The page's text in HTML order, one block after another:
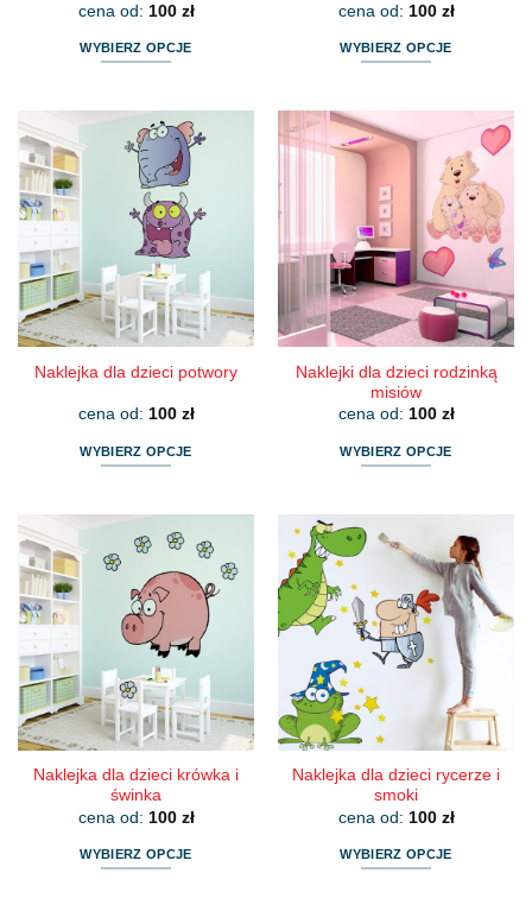
cena od: 100 zł
WYBIERZ OPCJE
ma
wiele
wariantów.
Opcje
można
wybrać
na
stronie
produktu
cena od: 100 zł
WYBIERZ OPCJE
wiele
wariantów.
Opcje
można
wybrać
na
stronie
produktu
Naklejka dla dzieci potwory
cena od: 100 zł
WYBIERZ OPCJE
wiele
wariantów.
Opcje
można
wybrać
na
stronie
produktu
Naklejki dla dzieci rodzinką
misiów
cena od: 100 zł
WYBIERZ OPCJE
wiele
wariantów.
Opcje
można
wybrać
produktu
Naklejka dla dzieci krówka i
świnka
cena od: 100 zł
WYBIERZ OPCJE
Naklejka dla dzieci rycerze i
smoki
cena od: 100 zł
WYBIERZ OPCJE